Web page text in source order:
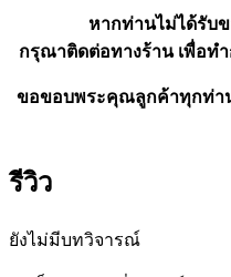
หากท่านไม่ได้รับ
กรุณาติดต่อทางร้าน เพื่อท
ขอขอบพระคุณลูกค้าทุกท่า
รีวิว
ยังไม่มีบทวิจารณ์